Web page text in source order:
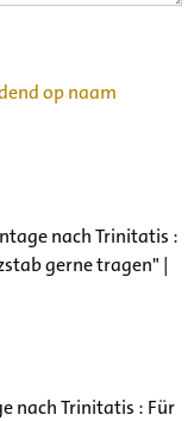
op naam
nach Trinitatis :
gerne tragen" |
nach Trinitatis : Für